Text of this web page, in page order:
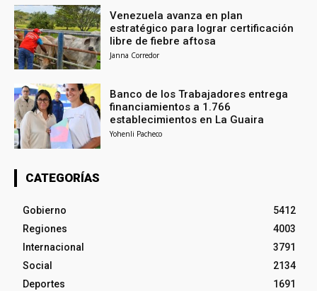
Venezuela avanza en plan
estratégico para lograr certificación
libre de fiebre aftosa
Janna Corredor
Banco de los Trabajadores entrega
financiamientos a 1.766
establecimientos en La Guaira
Yohenli Pacheco
CATEGORÍAS
Gobierno
5412
Regiones
4003
Internacional
3791
Social
2134
Deportes
1691